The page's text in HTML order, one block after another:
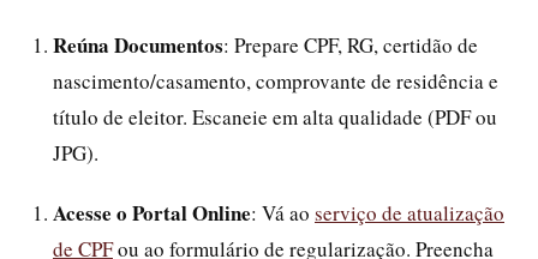
Reúna Documentos: Prepare CPF, RG, certidão de
nascimento/casamento, comprovante de residência e
título de eleitor. Escaneie em alta qualidade (PDF ou
JPG).
Acesse o Portal Online: Vá ao serviço de atualização
de CPFou ao formulário de regularização. Preencha